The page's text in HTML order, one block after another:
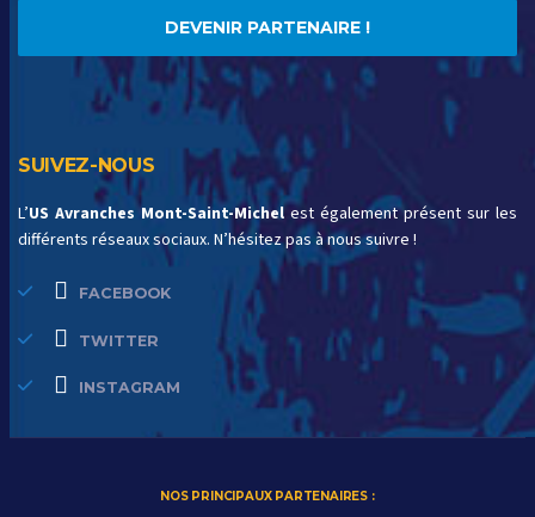
DEVENIR PARTENAIRE !
SUIVEZ-NOUS
L’US Avranches Mont-Saint-Michel est également présent sur les
différents réseaux sociaux. N’hésitez pas à nous suivre !
FACEBOOK
TWITTER
INSTAGRAM
NOS PRINCIPAUX PARTENAIRES :